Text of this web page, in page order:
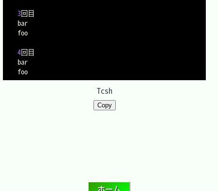
3回目
bar
foo
4回目
bar
Tcsh
Copy